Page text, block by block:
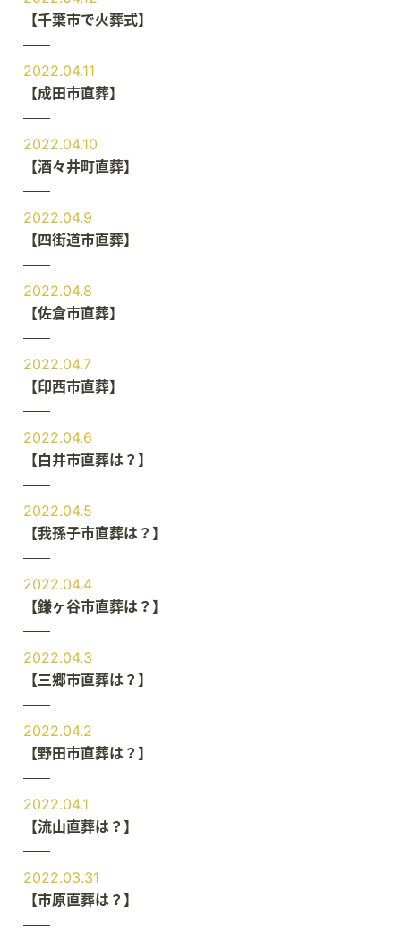
【千葉市で火葬式】
2022.04.11
【成田市直葬】
2022.04.10
【酒々井町直葬】
2022.04.9
【四街道市直葬】
2022.04.8
【佐倉市直葬】
2022.04.7
【印西市直葬】
2022.04.6
【白井市直葬は？】
2022.04.5
【我孫子市直葬は？】
2022.04.4
【鎌ヶ谷市直葬は？】
2022.04.3
【三郷市直葬は？】
2022.04.2
【野田市直葬は？】
2022.04.1
【流山直葬は？】
2022.03.31
【市原直葬は？】